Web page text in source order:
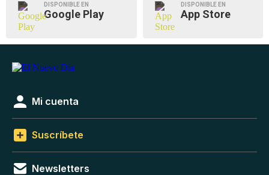
DISPONIBLE EN
Google Play
DISPONIBLE EN
App Store
Mi cuenta
Suscríbete
Newsletters